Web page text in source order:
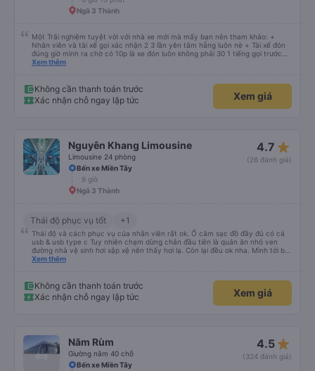
Ngã 3 Thành
Một Trãi nghiệm tuyệt vời với nhà xe mới mà mấy bạn nên tham khảo: +
Nhân viên và tài xế gọi xác nhận 2 3 lần yên tâm hẵng luôn nè + Tài xế đón
đúng giờ mình ra chờ có 10p là xe đón luôn không phải 30 1 tiếng gọi trước
đợi cực + Xe mới, xịn, thơm và Đặt biệt là cực kỳ ưng mền gối trên xe luôn
trên không bị vướng chân như các xe khác mình từng đi + Tài xế lơ xe nhiệt
tình hỗ trợ hỏi đón trả cực bao nhiệt tình nhẹ nhàn luôn nha + Trên xe còn
có bánh nước, khăn lạnh. Tới trạm tài xế còn tinh ý chuẩn bị thêm khăn lạnh
Xem thêm
Không cần thanh toán trước
Xác nhận chỗ ngay lập tức
Xem giá
Nguyên Khang Limousine
Limousine 24 phòng
4.7 star_rate
(26 đánh giá)
Bến xe Miền Tây
9 giờ
Ngã 3 Thành
Thái độ phục vụ tốt +1
Thái độ và cách phục vụ của nhân viên rất ok. Ổ cắm sạc đồ đầy đủ có cả
usb & usb type c Tuy nhiên chạm dừng chân đầu tiên là quán ăn nhỏ ven
đường nhà vệ sinh hơi xập xệ nên thấy hơi lạ. Còn lại đều ok nha. Mình tới bx
miền tây và thùng đồ tới khu vực thủ đức để giao cho người nhà thì nhà xe
Xem thêm
Không cần thanh toán trước
Xác nhận chỗ ngay lập tức
Xem giá
Năm Rùm
Giường nằm 40 chỗ
4.5 star_rate
(324 đánh giá)
Bến xe Miền Tây